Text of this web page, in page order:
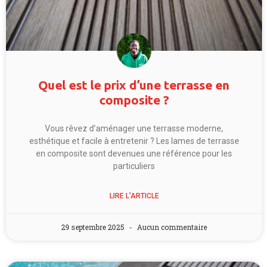
Quel est le prix d’une terrasse en
composite ?
Vous rêvez d’aménager une terrasse moderne,
esthétique et facile à entretenir ? Les lames de terrasse
en composite sont devenues une référence pour les
particuliers
LIRE L'ARTICLE
29 septembre 2025 Aucun commentaire